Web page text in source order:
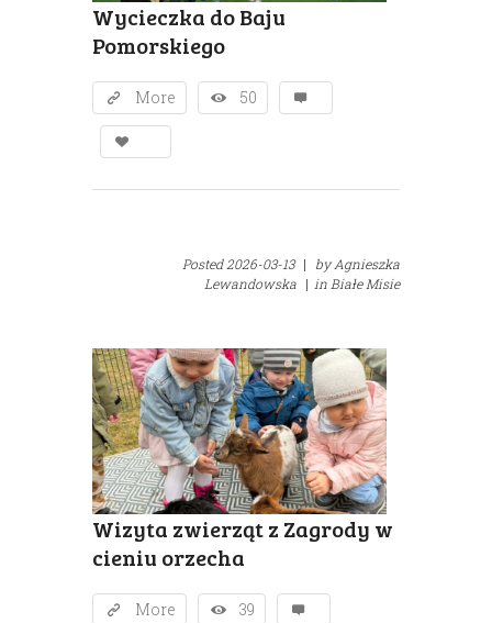
Wycieczka do Baju
Pomorskiego
More 50
Posted2026-03-13 | byAgnieszka
Lewandowska | in Białe Misie
Wizyta zwierząt z Zagrody w
cieniu orzecha
More 39